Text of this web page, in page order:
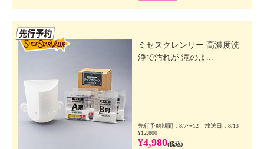
ミセスクレンリー 高濃度洗
浄で汚れが 滝のよ...
先行予約期間：8/7〜12 放送日：8/13
¥12,800
¥4,980(税込)